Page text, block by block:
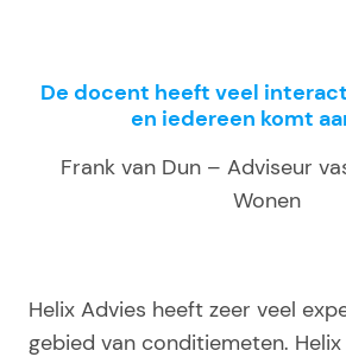
De docent heeft veel
en iedereen komt
Frank van Dun – Adviseur
Wonen
Helix Advies heeft zeer veel
gebied van conditiemeten.